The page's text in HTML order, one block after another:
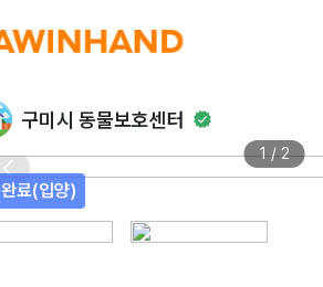
구미시 동물보호센터
완료(입양)
1 / 2